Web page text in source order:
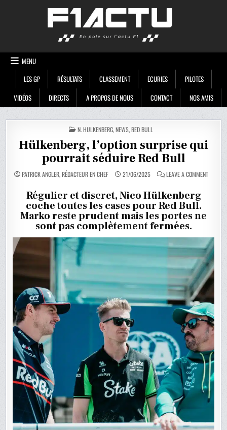
MENU
LES GP
RÉSULTATS CLASSEMENT ECURIES
PILOTES
VIDÉOS
DIRECTS A PROPOS DE NOUS CONTACT NOS AMIS
POSTED
IN
N. HULKENBERG,NEWS,RED BULL
Hülkenberg, l’option surprise qui
pourrait séduire Red Bull
PATRICK ANGLER, RÉDACTEUR EN CHEF 21/06/2025 LEAVE A COMMENTON
Régulier et discret, Nico Hülkenberg
coche toutes les cases pour Red Bull.
Marko reste prudent mais les portes ne
sont pas complètement fermées.